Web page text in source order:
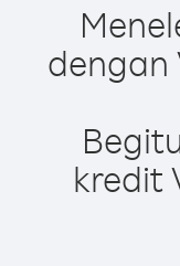
dengan
kredit